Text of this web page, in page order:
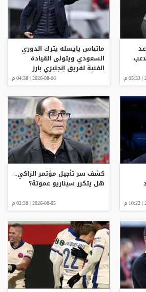
ماتياس يايسله يترك الدوري
السعودي ويتولى القيادة
الفنية لفريق إنجليزي بارز
2026-08-06 | 04:38 م
كشف سر تأجيل مؤتمر الزاكي..
هل يتكرر سيناريو عموتة؟
2026-08-05 | 02:38 م